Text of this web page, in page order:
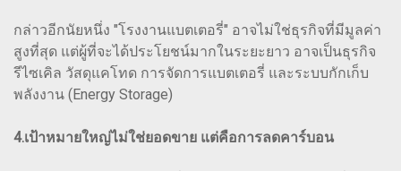
กล่าวอีกนัยหนึ่ง "โรงงานแบตเตอรี่" อาจไม่ใช่ธุรกิจที่มีมูลค่า
สูงที่สุด แต่ผู้ที่จะได้ประโยชน์มากในระยะยาว อาจเป็นธุรกิจ
รีไซเคิล วัสดุแคโทด การจัดการแบตเตอรี่ และระบบกักเก็บ
พลังงาน (Energy Storage)
4.เป้าหมายใหญ่ไม่ใช่ยอดขาย แต่คือการลดคาร์บอน